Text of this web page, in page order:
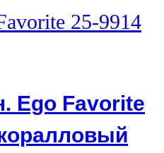
Ego Favorite